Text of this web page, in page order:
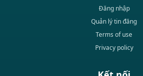
Đăng nhập
Quản lý tin đăng
Terms of use
Privacy policy